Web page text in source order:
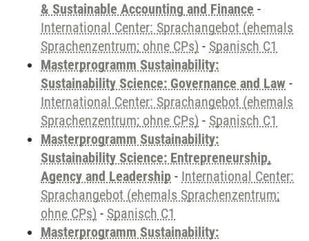
& Sustainable Accounting and Finance -
International Center: Sprachangebot (ehemals
Sprachenzentrum; ohne CPs) - Spanisch C1
Masterprogramm Sustainability:
Sustainability Science: Governance and Law -
International Center: Sprachangebot (ehemals
Sprachenzentrum; ohne CPs) - Spanisch C1
Masterprogramm Sustainability:
Sustainability Science: Entrepreneurship,
Agency and Leadership - International Center:
Sprachangebot (ehemals Sprachenzentrum;
ohne CPs) - Spanisch C1
Masterprogramm Sustainability: